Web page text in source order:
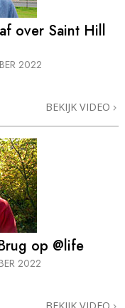
over Saint Hill
2022
BEKIJK VIDEO
op @life
2022